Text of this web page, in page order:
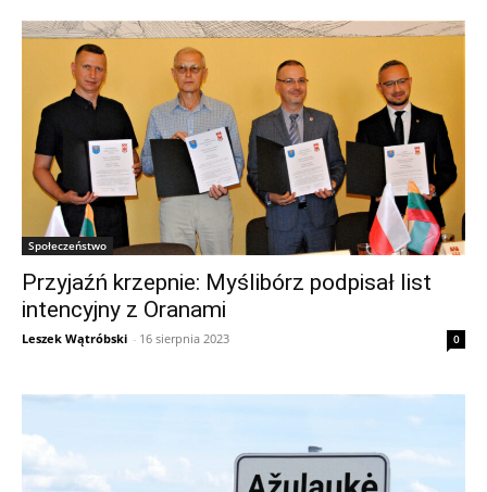
Społeczeństwo
Przyjaźń krzepnie: Myślibórz podpisał list
intencyjny z Oranami
Leszek Wątróbski - 16 sierpnia 2023 0